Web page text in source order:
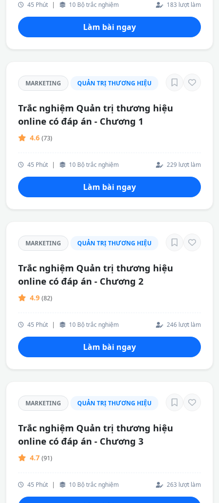
45 Phút | 10 Bộ trắc nghiệm 183 lượt làm
Làm bài ngay
MARKETING QUẢN TRỊ THƯƠNG HIỆU
Trắc nghiệm Quản trị thương hiệu
online có đáp án - Chương 1
4.6 (73)
45 Phút | 10 Bộ trắc nghiệm 229 lượt làm
Làm bài ngay
MARKETING QUẢN TRỊ THƯƠNG HIỆU
Trắc nghiệm Quản trị thương hiệu
online có đáp án - Chương 2
4.9 (82)
45 Phút | 10 Bộ trắc nghiệm 246 lượt làm
Làm bài ngay
MARKETING QUẢN TRỊ THƯƠNG HIỆU
Trắc nghiệm Quản trị thương hiệu
online có đáp án - Chương 3
4.7 (91)
45 Phút | 10 Bộ trắc nghiệm 263 lượt làm